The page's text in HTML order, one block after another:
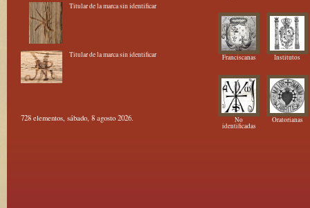
Titular de la marca sin identificar
Titular de la marca sin identificar
728 elementos, sábado, 8 agosto 2026.
Franciscanas Institutos
No
identificadas
Oratorianas